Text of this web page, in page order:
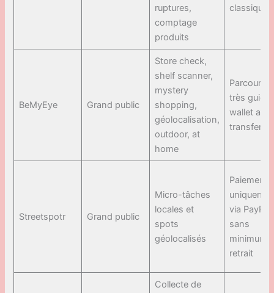
ruptures,
comptage
produits
classiques
BeMyEye Grand public
Store check,
shelf scanner,
mystery
shopping,
géolocalisation,
outdoor, at
home
Parcours
très guidé
wallet
transfert
Streetspotr Grand public
Micro-tâches
locales et
spots
géolocalisés
Paiement
via PayPal,
sans
minimum
retrait
Collecte de